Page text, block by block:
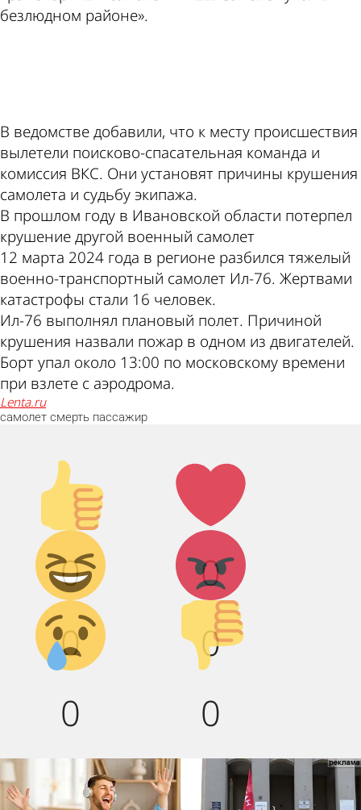
безлюдном районе».
В ведомстве добавили, что к месту происшествия
вылетели поисково-спасательная команда и
комиссия ВКС. Они установят причины крушения
самолета и судьбу экипажа.
В прошлом году в Ивановской области потерпел
крушение другой военный самолет
12 марта 2024 года в регионе разбился тяжелый
военно-транспортный самолет Ил-76. Жертвами
катастрофы стали 16 человек.
Ил-76 выполнял плановый полет. Причиной
крушения назвали пожар в одном из двигателей.
Борт упал около 13:00 по московскому времени
при взлете с аэродрома.
lenta.ru
самолет смерть пассажир
Палец
вверх!
0
Лайк!
0
Дикий
смех!
0
Агрессия!
0
Грусть :(
0
Палец
вниз!
0